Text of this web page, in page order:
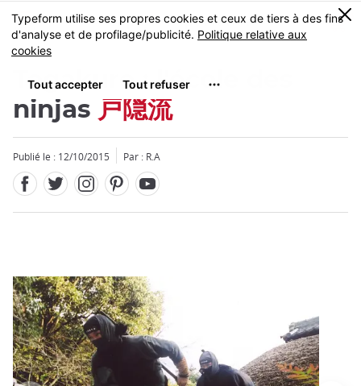
Skip
to
main
MENU
0
Togakure : l'école des
ninjas 戸隠流
Publié le : 12/10/2015 Par : R.A
Fermer